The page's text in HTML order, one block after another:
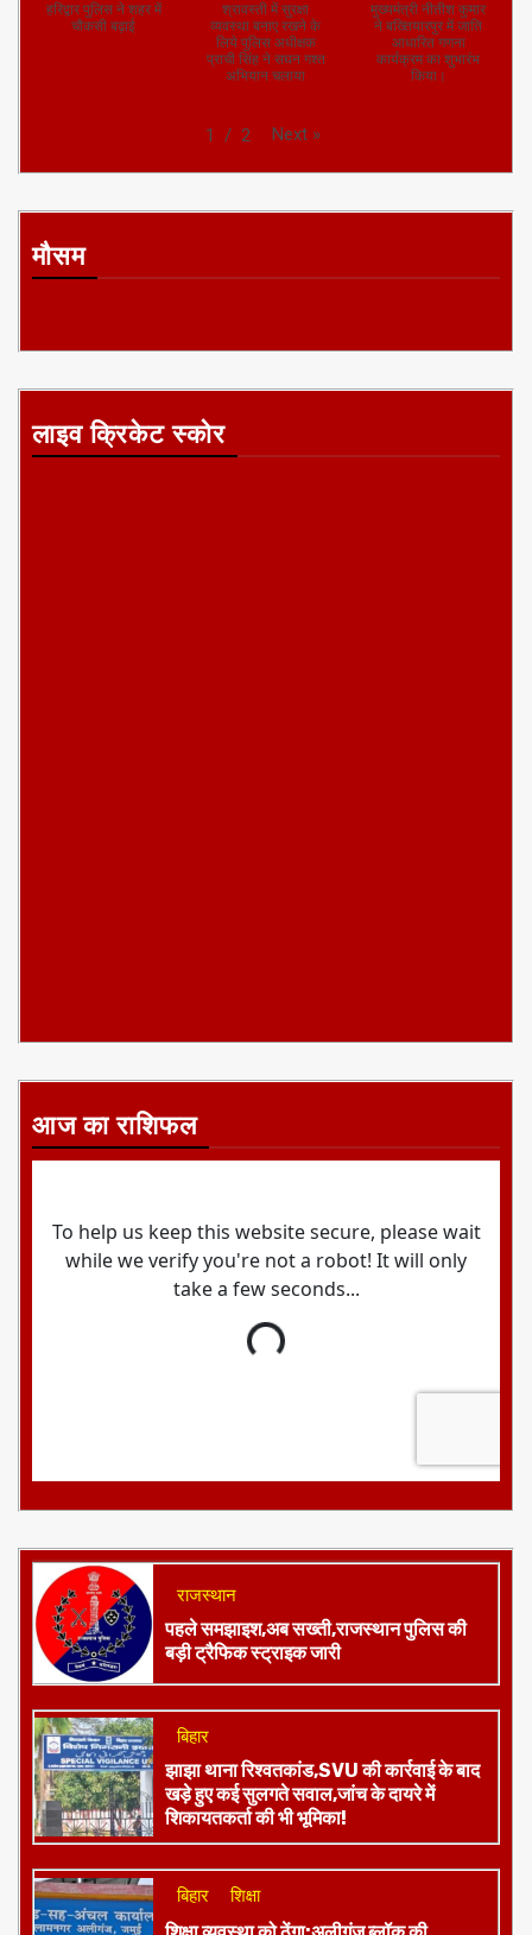
हरिद्वार पुलिस ने शहर में
चौकसी बढ़ाई
श्रावस्ती में सुरक्षा
व्यवस्था बनाए रखने के
लिये पुलिस अधीक्षक
प्राची सिंह ने सघन गश्त
अभियान चलाया
मुख्यमंत्री नीतीश कुमार
ने बख्तियारपुर में जाति
आधारित गणना
कार्यक्रम का शुभारंभ
किया।
1 / 2 Next »
मौसम
लाइव क्रिकेट स्कोर
आज का राशिफल
राजस्थान
पहले समझाइश,अब सख्ती,राजस्थान पुलिस की
बड़ी ट्रैफिक स्ट्राइक जारी
बिहार
झाझा थाना रिश्वतकांड,SVU की कार्रवाई के बाद
खड़े हुए कई सुलगते सवाल,जांच के दायरे में
शिकायतकर्ता की भी भूमिका!
बिहार शिक्षा